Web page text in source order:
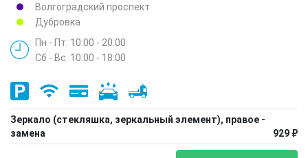
Волгоградский проспект
Дубровка
Пн - Пт: 10:00 - 20:00
Сб - Вс: 10:00 - 18:00
Зеркало (стекляшка, зеркальный элемент), правое -
замена
929 ₽